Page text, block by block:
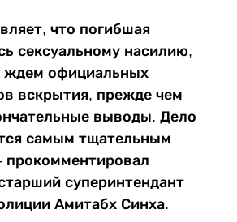
что погибшая
сексуальному насилию,
ждем официальных
вскрытия, прежде чем
выводы. Дело
самым тщательным
прокомментировал
суперинтендант
Амитабх Синха.